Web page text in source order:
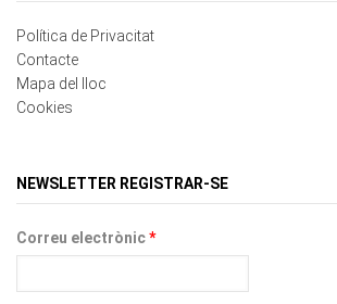
Mapa del lloc
Cookies
Correu electrònic*
VIENA SERVEIS EDITORIALS, S.L. informa als usuaris en